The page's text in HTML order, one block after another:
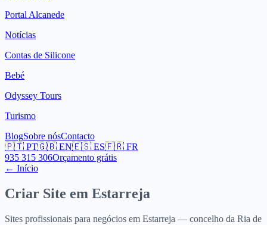
Portal Alcanede
Notícias
Contas de Silicone
Bebé
Odyssey Tours
Turismo
BlogSobre nósContacto
🇵🇹 PT🇬🇧 EN🇪🇸 ES🇫🇷 FR
935 315 306Orçamento grátis
← Início
Criar Site em Estarreja
Sites profissionais para negócios em Estarreja — concelho da Ria de